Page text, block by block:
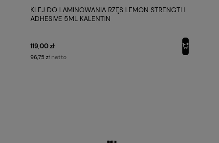
KLEJ DO LAMINOWANIA RZĘS LEMON STRENGTH
ADHESIVE 5ML KALENTIN
119,00 zł
96,75 zł netto